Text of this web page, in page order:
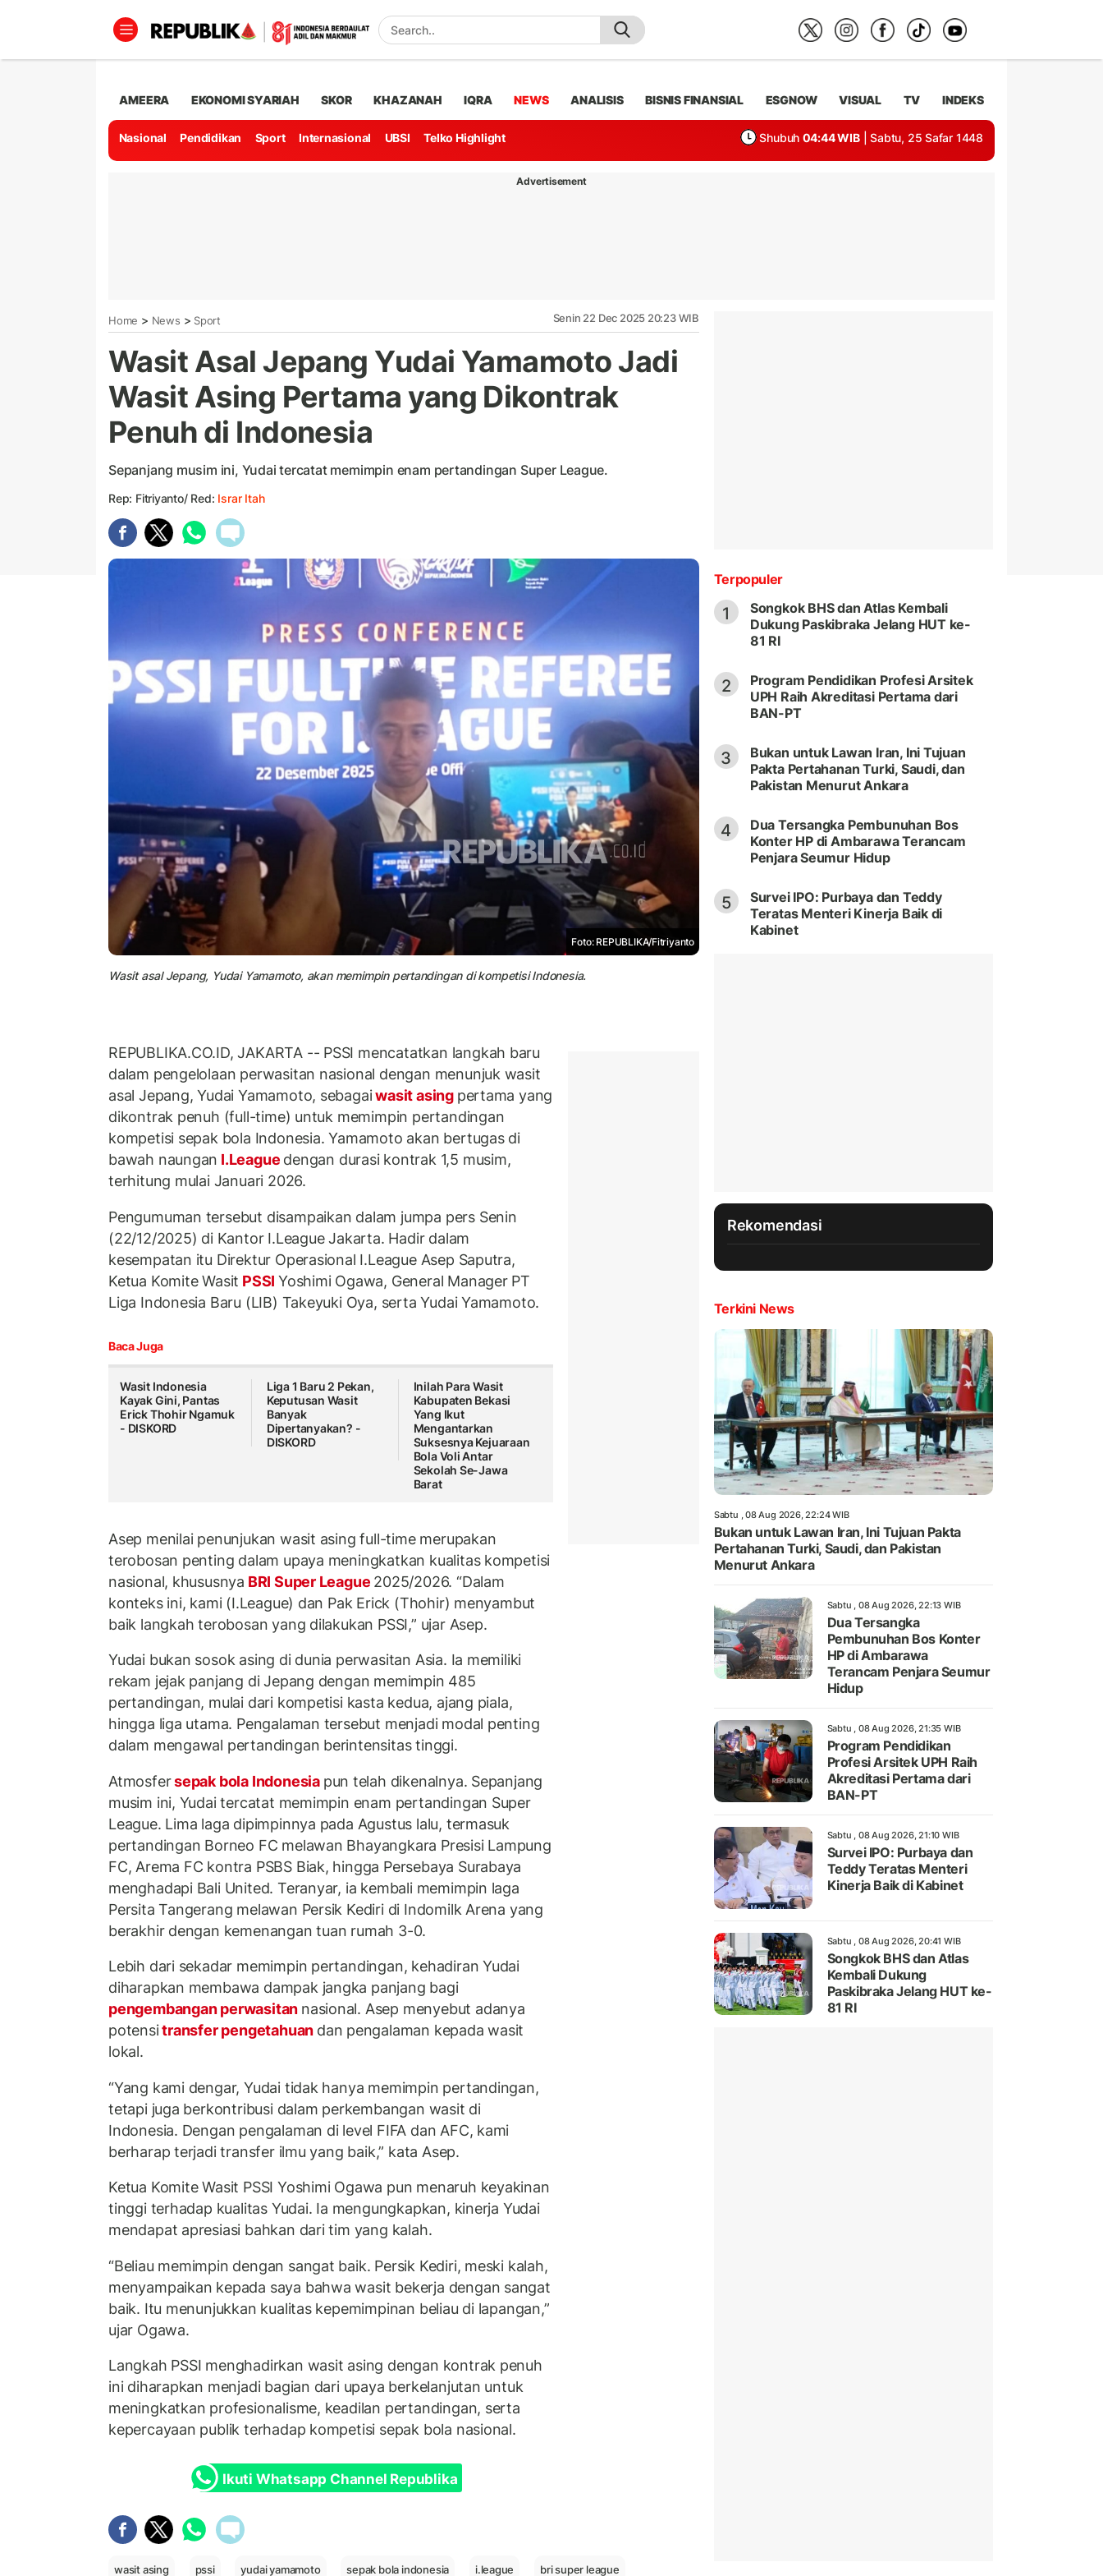
AMEERA EKONOMI SYARIAH SKOR KHAZANAH IQRA NEWS ANALISIS BISNIS FINANSIAL ESGNOW VISUAL TV INDEKS
Nasional Pendidikan Sport Internasional UBSI Telko Highlight Shubuh 04:44 WIB | Sabtu, 25 Safar 1448
Advertisement
Home > News > Sport Senin 22 Dec 2025 20:23 WIB
Wasit Asal Jepang Yudai Yamamoto Jadi
Wasit Asing Pertama yang Dikontrak
Penuh di Indonesia
Sepanjang musim ini, Yudai tercatat memimpin enam pertandingan Super League.
Rep: Fitriyanto/ Red: Israr Itah
Foto: REPUBLIKA/Fitriyanto
Wasit asal Jepang, Yudai Yamamoto, akan memimpin pertandingan di kompetisi Indonesia.
REPUBLIKA.CO.ID, JAKARTA -- PSSI mencatatkan langkah baru
dalam pengelolaan perwasitan nasional dengan menunjuk wasit
asal Jepang, Yudai Yamamoto, sebagaiwasit asing pertama yang
dikontrak penuh (full-time) untuk memimpin pertandingan
kompetisi sepak bola Indonesia. Yamamoto akan bertugas di
bawah naungan I.League dengan durasi kontrak 1,5 musim,
terhitung mulai Januari 2026.
Pengumuman tersebut disampaikan dalam jumpa pers Senin
(22/12/2025) di Kantor I.League Jakarta. Hadir dalam
kesempatan itu Direktur Operasional I.League Asep Saputra,
Ketua Komite Wasit PSSI Yoshimi Ogawa, General Manager PT
Liga Indonesia Baru (LIB) Takeyuki Oya, serta Yudai Yamamoto.
Baca Juga
Wasit Indonesia
Kayak Gini, Pantas
Erick Thohir Ngamuk
- DISKORD
Liga 1 Baru 2 Pekan,
Keputusan Wasit
Banyak
Dipertanyakan? -
DISKORD
Inilah Para Wasit
Kabupaten Bekasi
Yang Ikut
Mengantarkan
Suksesnya Kejuaraan
Bola Voli Antar
Sekolah Se-Jawa
Barat
Asep menilai penunjukan wasit asing full-time merupakan
terobosan penting dalam upaya meningkatkan kualitas kompetisi
nasional, khususnya BRI Super League 2025/2026. “Dalam
konteks ini, kami (I.League) dan Pak Erick (Thohir) menyambut
baik langkah terobosan yang dilakukan PSSI,” ujar Asep.
Yudai bukan sosok asing di dunia perwasitan Asia. Ia memiliki
rekam jejak panjang di Jepang dengan memimpin 485
pertandingan, mulai dari kompetisi kasta kedua, ajang piala,
hingga liga utama. Pengalaman tersebut menjadi modal penting
dalam mengawal pertandingan berintensitas tinggi.
Atmosfersepak bola Indonesia pun telah dikenalnya. Sepanjang
musim ini, Yudai tercatat memimpin enam pertandingan Super
League. Lima laga dipimpinnya pada Agustus lalu, termasuk
pertandingan Borneo FC melawan Bhayangkara Presisi Lampung
FC, Arema FC kontra PSBS Biak, hingga Persebaya Surabaya
menghadapi Bali United. Teranyar, ia kembali memimpin laga
Persita Tangerang melawan Persik Kediri di Indomilk Arena yang
berakhir dengan kemenangan tuan rumah 3-0.
Lebih dari sekadar memimpin pertandingan, kehadiran Yudai
diharapkan membawa dampak jangka panjang bagi
pengembangan perwasitan nasional. Asep menyebut adanya
potensitransfer pengetahuan dan pengalaman kepada wasit
lokal.
“Yang kami dengar, Yudai tidak hanya memimpin pertandingan,
tetapi juga berkontribusi dalam perkembangan wasit di
Indonesia. Dengan pengalaman di level FIFA dan AFC, kami
berharap terjadi transfer ilmu yang baik,” kata Asep.
Ketua Komite Wasit PSSI Yoshimi Ogawa pun menaruh keyakinan
tinggi terhadap kualitas Yudai. Ia mengungkapkan, kinerja Yudai
mendapat apresiasi bahkan dari tim yang kalah.
“Beliau memimpin dengan sangat baik. Persik Kediri, meski kalah,
menyampaikan kepada saya bahwa wasit bekerja dengan sangat
baik. Itu menunjukkan kualitas kepemimpinan beliau di lapangan,”
ujar Ogawa.
Langkah PSSI menghadirkan wasit asing dengan kontrak penuh
ini diharapkan menjadi bagian dari upaya berkelanjutan untuk
meningkatkan profesionalisme, keadilan pertandingan, serta
kepercayaan publik terhadap kompetisi sepak bola nasional.
Ikuti Whatsapp Channel Republika
wasit asing pssi yudai yamamoto sepak bola indonesia i.league bri super league
Terpopuler
1
Songkok BHS dan Atlas Kembali
Dukung Paskibraka Jelang HUT ke-
81 RI
2
Program Pendidikan Profesi Arsitek
UPH Raih Akreditasi Pertama dari
BAN-PT
3
Bukan untuk Lawan Iran, Ini Tujuan
Pakta Pertahanan Turki, Saudi, dan
Pakistan Menurut Ankara
4
Dua Tersangka Pembunuhan Bos
Konter HP di Ambarawa Terancam
Penjara Seumur Hidup
5
Survei IPO: Purbaya dan Teddy
Teratas Menteri Kinerja Baik di
Kabinet
Rekomendasi
Terkini News
Sabtu , 08 Aug 2026, 22:24 WIB
Bukan untuk Lawan Iran, Ini Tujuan Pakta
Pertahanan Turki, Saudi, dan Pakistan
Menurut Ankara
Sabtu , 08 Aug 2026, 22:13 WIB
Dua Tersangka
Pembunuhan Bos Konter
HP di Ambarawa
Terancam Penjara Seumur
Hidup
Sabtu , 08 Aug 2026, 21:35 WIB
Program Pendidikan
Profesi Arsitek UPH Raih
Akreditasi Pertama dari
BAN-PT
Sabtu , 08 Aug 2026, 21:10 WIB
Survei IPO: Purbaya dan
Teddy Teratas Menteri
Kinerja Baik di Kabinet
Sabtu , 08 Aug 2026, 20:41 WIB
Songkok BHS dan Atlas
Kembali Dukung
Paskibraka Jelang HUT ke-
81 RI